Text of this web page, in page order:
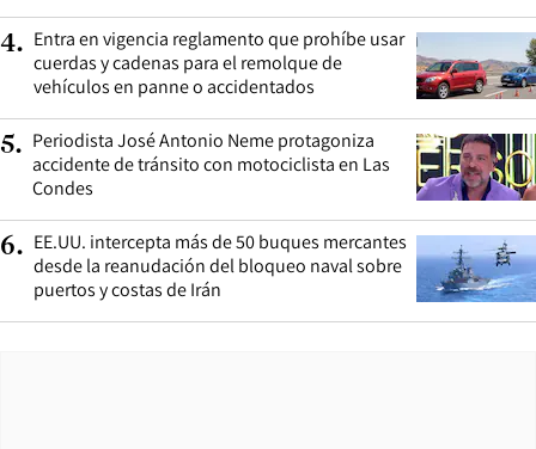
4. Entra en vigencia reglamento que prohíbe usar
cuerdas y cadenas para el remolque de
vehículos en panne o accidentados
5. Periodista José Antonio Neme protagoniza
accidente de tránsito con motociclista en Las
Condes
6. EE.UU. intercepta más de 50 buques mercantes
desde la reanudación del bloqueo naval sobre
puertos y costas de Irán